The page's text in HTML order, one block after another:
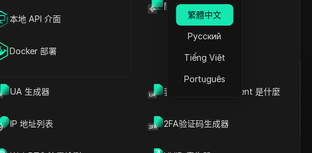
開放API
UA 生成器 我的瀏覽器 User Agent 是什麼
IP 地址列表 2FA验证码生成器
本地 API 介面
Docker 部署
繁體中文
Русский
Tiếng Việt
Português
有效的方法
在ChatGPT中開啟
就此頁面提問
就此頁面提問